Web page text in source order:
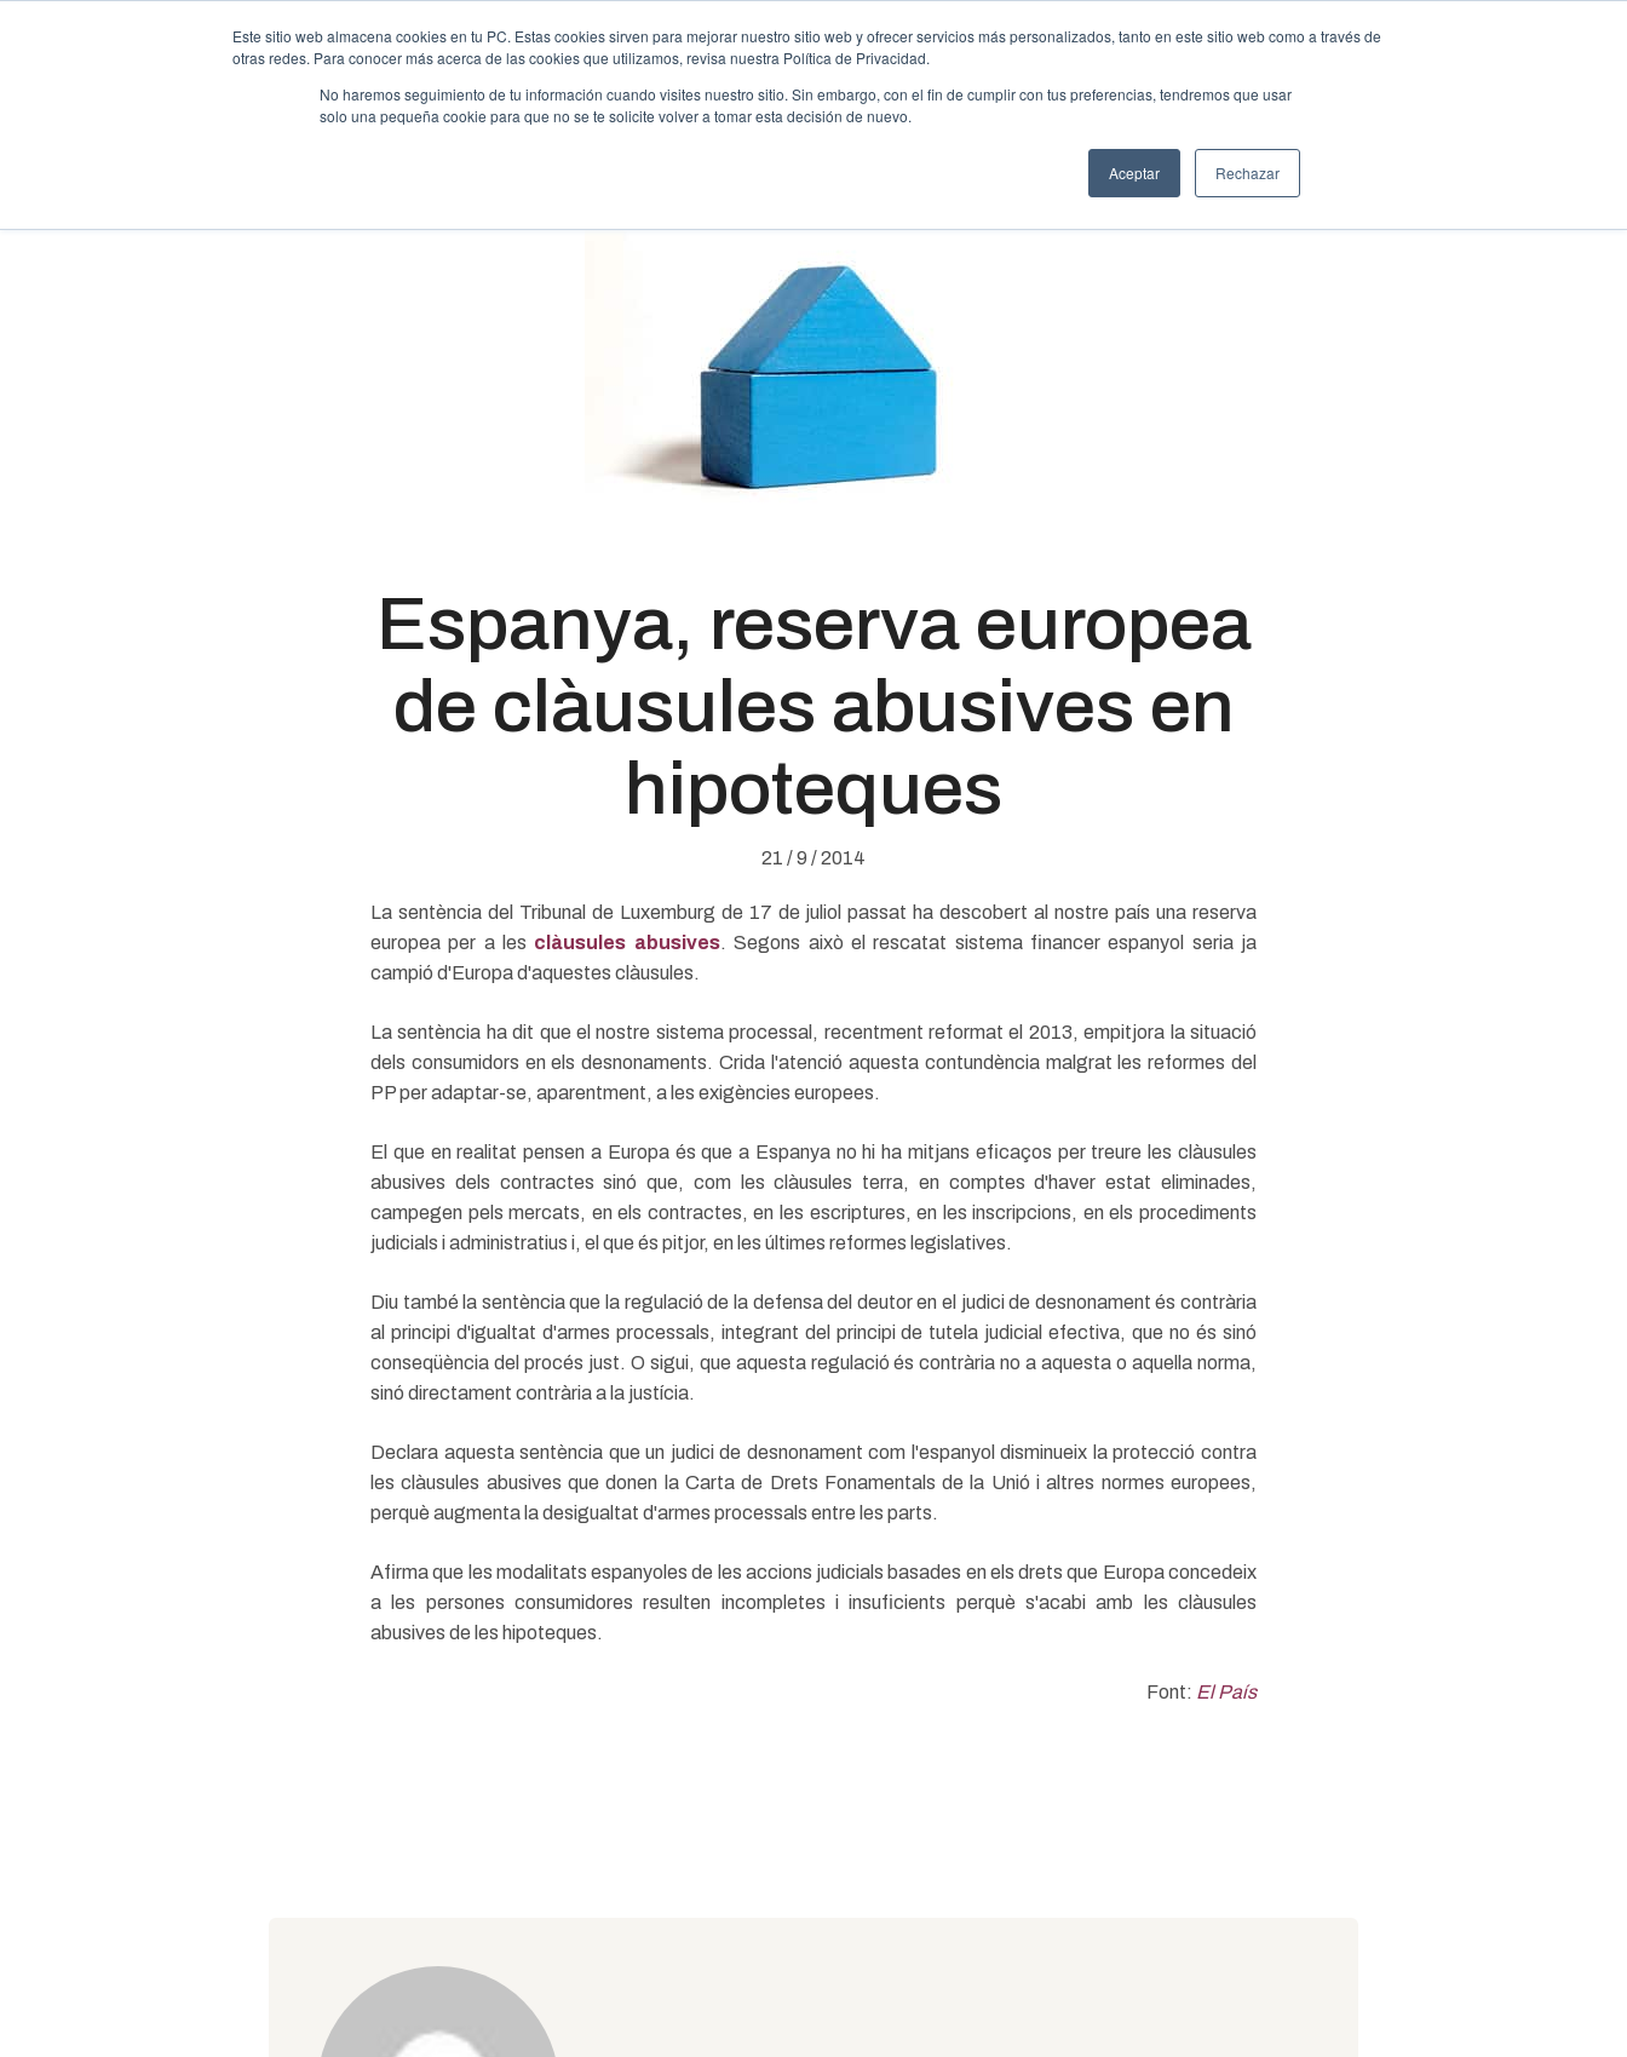
Este sitio web almacena cookies en tu PC. Estas cookies sirven para mejorar nuestro sitio web y ofrecer servicios más personalizados, tanto en este sitio web como a través de
otras redes. Para conocer más acerca de las cookies que utilizamos, revisa nuestra Política de Privacidad.
No haremos seguimiento de tu información cuando visites nuestro sitio. Sin embargo, con el fin de cumplir con tus preferencias, tendremos que usar
solo una pequeña cookie para que no se te solicite volver a tomar esta decisión de nuevo.
Aceptar Rechazar
Espanya, reserva europea
de clàusules abusives en
hipoteques
21 / 9 / 2014
La sentència del Tribunal de Luxemburg de 17 de juliol passat ha descobert al nostre país una reserva
europea per a les clàusules abusives. Segons això el rescatat sistema financer espanyol seria ja
campió d'Europa d'aquestes clàusules.
La sentència ha dit que el nostre sistema processal, recentment reformat el 2013, empitjora la situació
dels consumidors en els desnonaments. Crida l'atenció aquesta contundència malgrat les reformes del
PP per adaptar-se, aparentment, a les exigències europees.
El que en realitat pensen a Europa és que a Espanya no hi ha mitjans eficaços per treure les clàusules
abusives dels contractes sinó que, com les clàusules terra, en comptes d'haver estat eliminades,
campegen pels mercats, en els contractes, en les escriptures, en les inscripcions, en els procediments
judicials i administratius i, el que és pitjor, en les últimes reformes legislatives.
Diu també la sentència que la regulació de la defensa del deutor en el judici de desnonament és contrària
al principi d'igualtat d'armes processals, integrant del principi de tutela judicial efectiva, que no és sinó
conseqüència del procés just. O sigui, que aquesta regulació és contrària no a aquesta o aquella norma,
sinó directament contrària a la justícia.
Declara aquesta sentència que un judici de desnonament com l'espanyol disminueix la protecció contra
les clàusules abusives que donen la Carta de Drets Fonamentals de la Unió i altres normes europees,
perquè augmenta la desigualtat d'armes processals entre les parts.
Afirma que les modalitats espanyoles de les accions judicials basades en els drets que Europa concedeix
a les persones consumidores resulten incompletes i insuficients perquè s'acabi amb les clàusules
abusives de les hipoteques.
Font: El País